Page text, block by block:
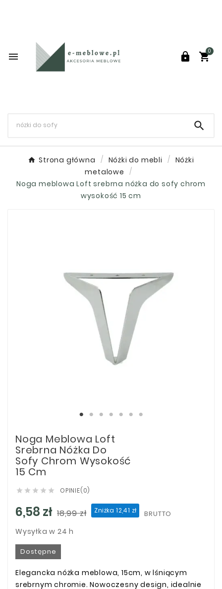
  
0

Strona główna Nóżki do mebli
Nóżki
metalowe
Noga meblowa Loft srebrna nóżka do sofy chrom
wysokość 15 cm
Noga Meblowa Loft
Srebrna Nóżka Do
Sofy Chrom Wysokość
15 Cm
     OPINIE(0)
6,58 zł 18,99 zł Zniżka 12,41 zł BRUTTO
Wysyłka w 24 h
Dostępne
Elegancka nóżka meblowa, 15cm, w lśniącym
srebrnym chromie. Nowoczesny design, idealnie